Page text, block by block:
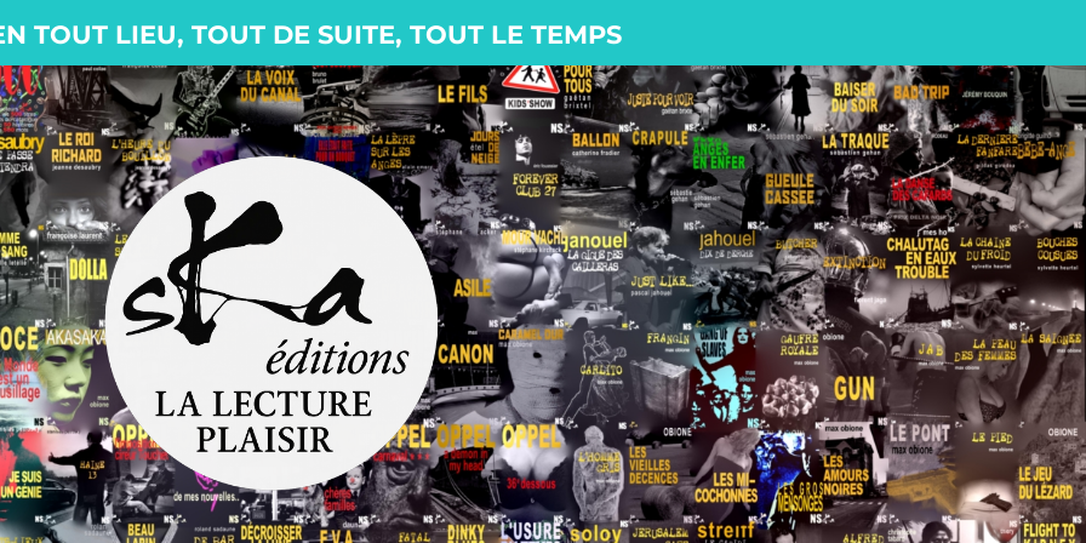
TOUT LIEU, TOUT DE SUITE, TOUT LE TEMPS